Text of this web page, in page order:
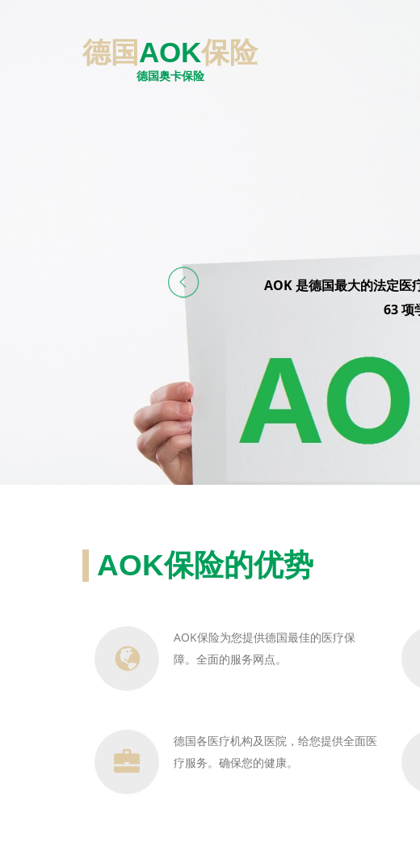
德国AOK保险
德国奥卡保险
AOK 是德国最大的法定医
63 项
AOK保险的优势
AOK保险为您提供德国最佳的医疗保
障。全面的服务网点。
德国各医疗机构及医院，给您提供全面医
疗服务。确保您的健康。